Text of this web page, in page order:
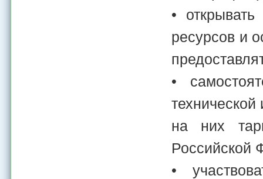
•
ресурсов и
•
на них
Российской
•